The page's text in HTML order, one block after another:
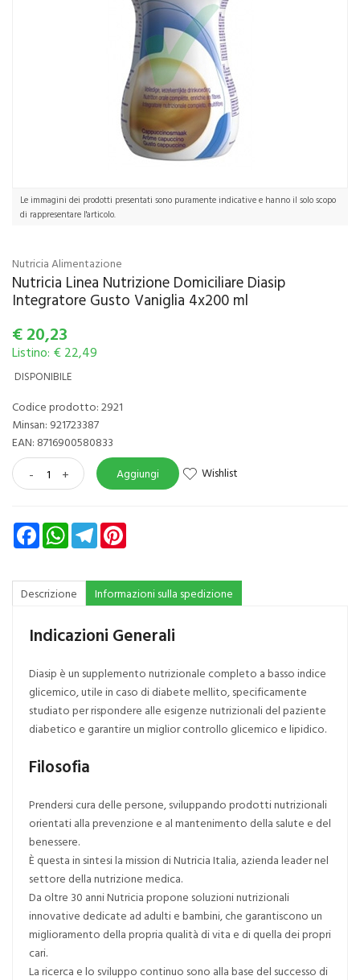
Le immagini dei prodotti presentati sono puramente indicative e hanno il solo scopo
di rappresentare l'articolo.
Nutricia Alimentazione
Nutricia Linea Nutrizione Domiciliare Diasip
Integratore Gusto Vaniglia 4x200 ml
€20,23
Listino: € 22,49
DISPONIBILE
Codice prodotto: 2921
Minsan: 921723387
EAN: 8716900580833
- + Aggiungi Wishlist
FacebookWhatsAppTelegram
Descrizione Informazioni sulla spedizione
Indicazioni Generali
Diasip è un supplemento nutrizionale completo a basso indice
glicemico, utile in caso di diabete mellito, specificamente
studiato per rispondere alle esigenze nutrizionali del paziente
diabetico e garantire un miglior controllo glicemico e lipidico.
Filosofia
Prendersi cura delle persone, sviluppando prodotti nutrizionali
orientati alla prevenzione e al mantenimento della salute e del
benessere.
È questa in sintesi la mission di Nutricia Italia, azienda leader nel
settore della nutrizione medica.
Da oltre 30 anni Nutricia propone soluzioni nutrizionali
innovative dedicate ad adulti e bambini, che garantiscono un
miglioramento della propria qualità di vita e di quella dei propri
cari.
La ricerca e lo sviluppo continuo sono alla base del successo di